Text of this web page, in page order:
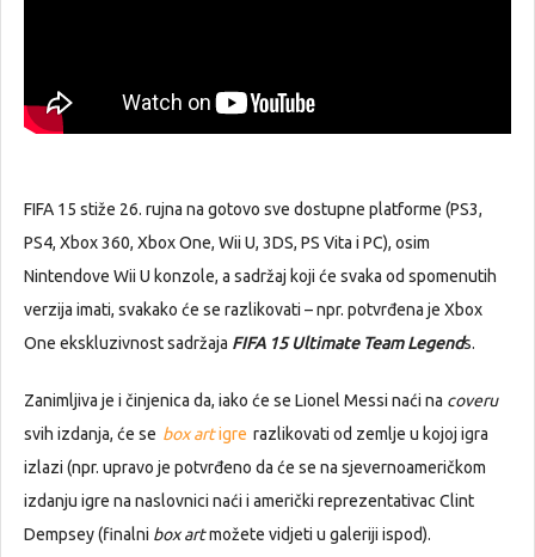
FIFA 15 stiže 26. rujna na gotovo sve dostupne platforme (PS3,
PS4, Xbox 360, Xbox One, Wii U, 3DS, PS Vita i PC), osim
Nintendove Wii U konzole, a sadržaj koji će svaka od spomenutih
verzija imati, svakako će se razlikovati – npr. potvrđena je Xbox
One ekskluzivnost sadržaja FIFA 15 Ultimate Team Legends.
Zanimljiva je i činjenica da, iako će se Lionel Messi naći na coveru
svih izdanja, će se box artigre razlikovati od zemlje u kojoj igra
izlazi (npr. upravo je potvrđeno da će se na sjevernoameričkom
izdanju igre na naslovnici naći i američki reprezentativac Clint
Dempsey (finalni box artmožete vidjeti u galeriji ispod).